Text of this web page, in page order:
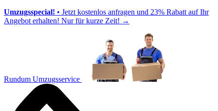
Umzugsspecial! • Jetzt kostenlos anfragen und 23% Rabatt auf Ihr
Angebot erhalten! Nur für kurze Zeit! →
Rundum Umzugsservice